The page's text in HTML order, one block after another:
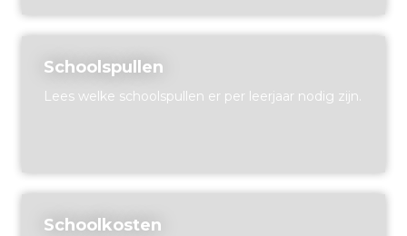
Schoolspullen
Lees welke schoolspullen er per leerjaar nodig zijn.
Schoolkosten